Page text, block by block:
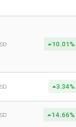
10.01%
3.34%
14.66%